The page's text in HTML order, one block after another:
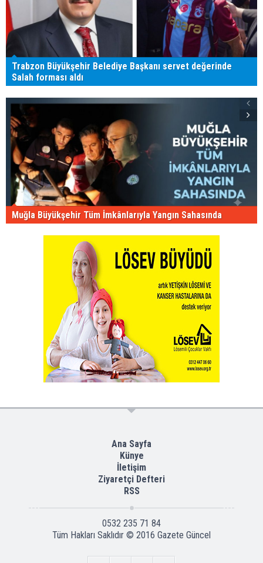
Trabzon Büyükşehir Belediye Başkanı servet değerinde
Salah forması aldı
Muğla Büyükşehir Tüm İmkânlarıyla Yangın Sahasında
Ana Sayfa
Künye
İletişim
Ziyaretçi Defteri
RSS
0532 235 71 84
Tüm Hakları Saklıdır © 2016 Gazete Güncel